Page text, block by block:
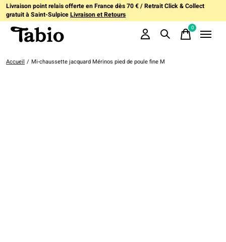
Livraison point relais offerte en France dès 70 € / Retrait Click & Collect
gratuit à Saint-SulpiceLivraison et Retours
0items
Accueil / Mi-chaussette jacquard Mérinos pied de poule fine M